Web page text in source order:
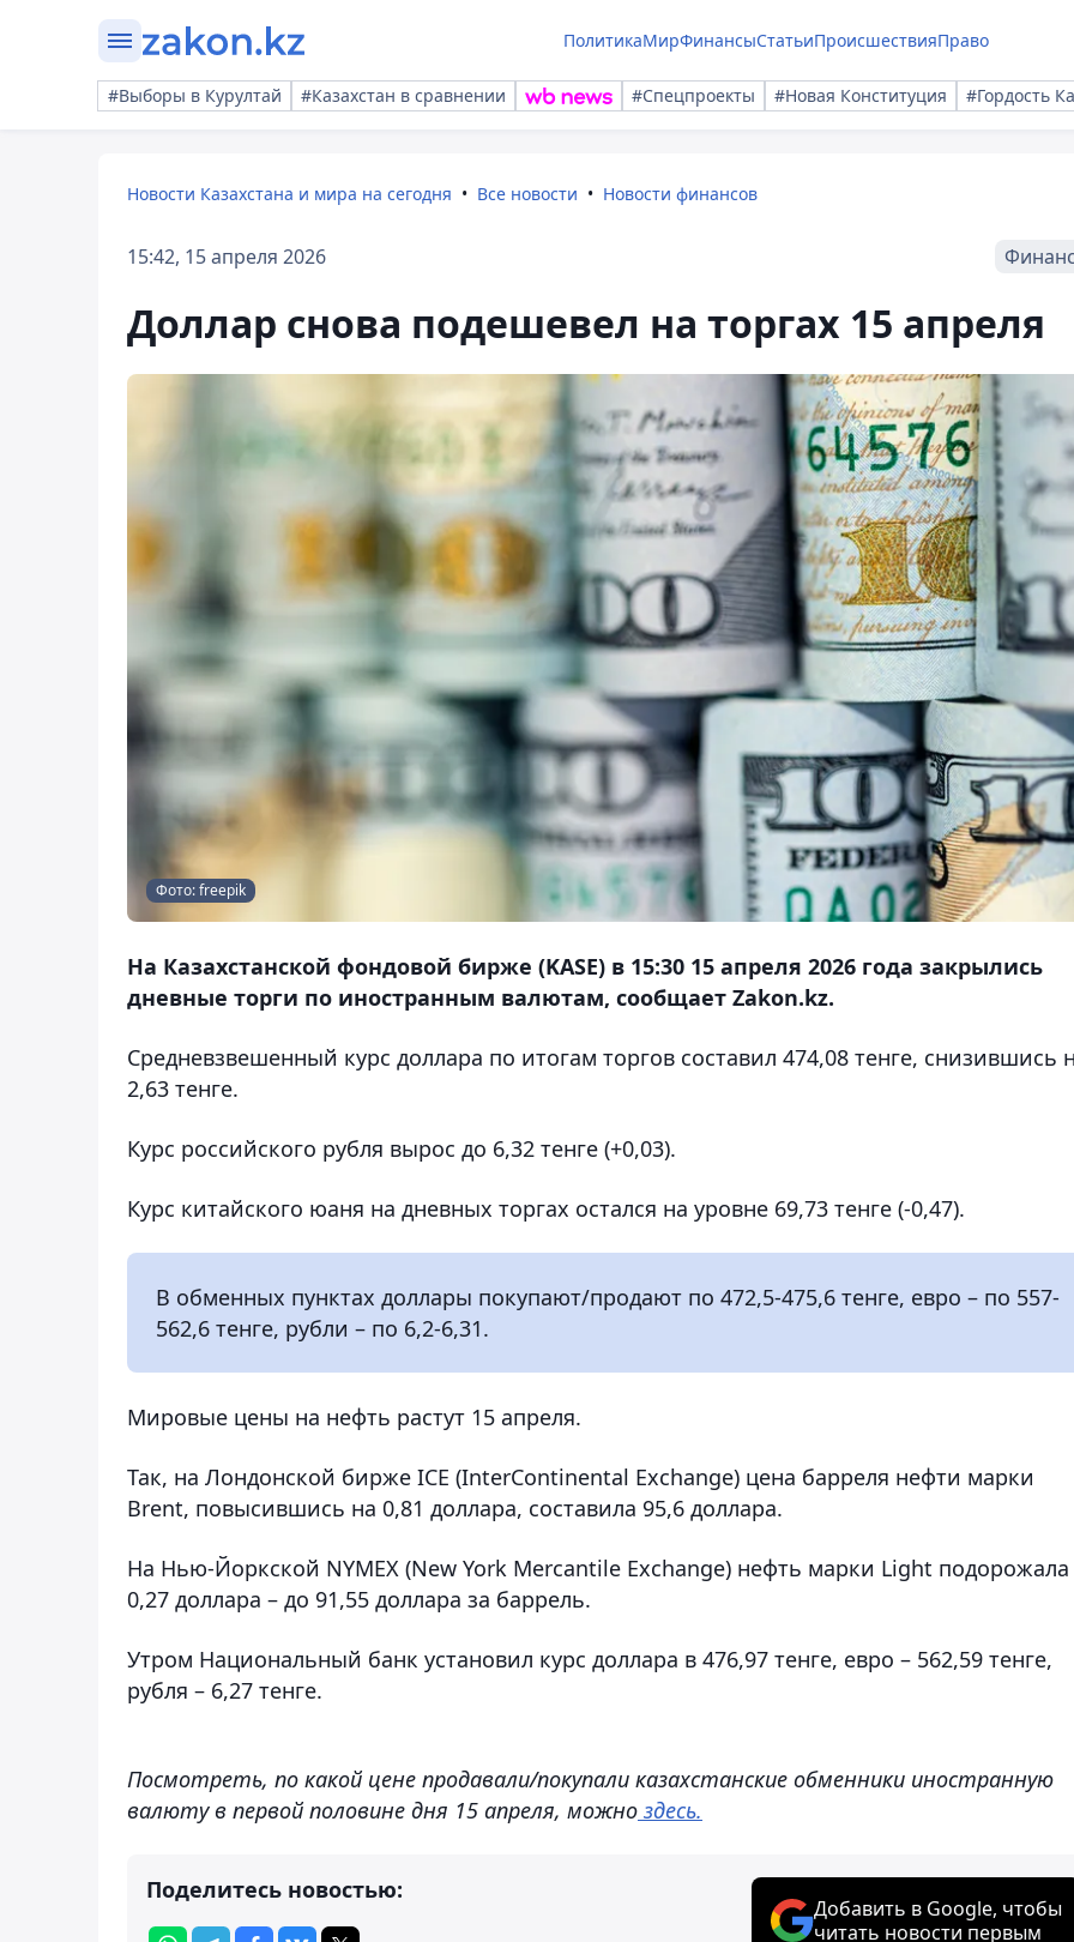
ПолитикаМирФинансыСтатьиПроисшествияПраво
#Выборы в Курултай #Казахстан в сравнении #Спецпроекты #Новая Конституция #Гордость
Новости Казахстана и мира на сегодня Все новости Новости финансов
15:42, 15 апреля 2026
Доллар снова подешевел на торгах 15 апреля
Фото: freepik
На Казахстанской фондовой бирже (KASE) в 15:30 15 апреля 2026 года закрылись
дневные торги по иностранным валютам, сообщает Zakon.kz.
Средневзвешенный курс доллара по итогам торгов составил 474,08 тенге, снизившись
2,63 тенге.
Курс российского рубля вырос до 6,32 тенге (+0,03).
Курс китайского юаня на дневных торгах остался на уровне 69,73 тенге (-0,47).
В обменных пунктах доллары покупают/продают по 472,5-475,6 тенге, евро – по 557-
562,6 тенге, рубли – по 6,2-6,31.
Мировые цены на нефть растут 15 апреля.
Так, на Лондонской бирже ICE (InterContinental Exchange) цена барреля нефти марки
Brent, повысившись на 0,81 доллара, составила 95,6 доллара.
На Нью-Йоркской NYMEX (New York Mercantile Exchange) нефть марки Light подорожала
0,27 доллара – до 91,55 доллара за баррель.
Утром Национальный банк установил курс доллара в 476,97 тенге, евро – 562,59 тенге,
рубля – 6,27 тенге.
Посмотреть, по какой цене продавали/покупали казахстанские обменники иностранную
валюту в первой половине дня 15 апреля, можно здесь.
Поделитесь новостью:
Добавить в Google, чтобы
читать новости первым